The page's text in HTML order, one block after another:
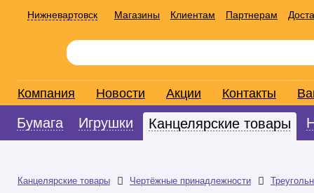
Нижневартовск Магазины Клиентам Партнерам
Компания Новости Акции Контакты
Бумага Игрушки Канцелярские товары
Канцелярские товары Чертёжные принадлежности